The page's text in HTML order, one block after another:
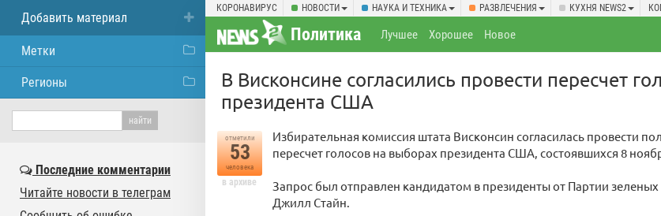
КОРОНАВИРУС НОВОСТИ НАУКА И ТЕХНИКА РАЗВЛЕЧЕНИЯ КУХНЯ NEWS2
Политика Лучшее Хорошее Новое
В Висконсине согласились провести пересчет
президента США
отметили
53
человека
в архиве
Избирательная комиссия штата Висконсин согласилась провести
пересчет голосов на выборах президента США, состоявшихся 8
Запрос был отправлен кандидатом в президенты от Партии зеленых
Джилл Стайн.
Добавить материал
Метки
Регионы
Последние комментарии
Читайте новости в телеграм